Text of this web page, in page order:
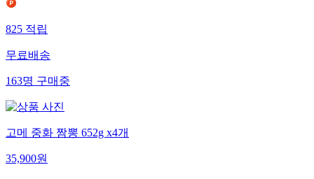
825 적립
무료배송
163명 구매중
고메 중화 짬뽕 652g x4개
35,900원